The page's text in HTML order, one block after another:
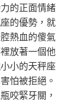
的正面情緒
的優勢，就
熱血的傻氣
放著一個他
小的天秤座
怕被拒絕。
咬緊牙關，